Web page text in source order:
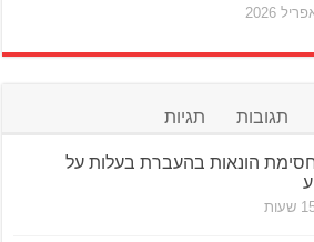
תגובות תגיות
הונאות בהעברת בעלות על